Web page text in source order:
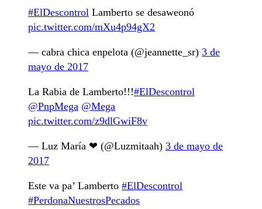
#ElDescontrol Lamberto se desaweonó
pic.twitter.com/mXu4p94gX2
— cabra chica enpelota (@jeannette_sr) 3 de
mayo de 2017
La Rabia de Lamberto!!!#ElDescontrol
@PnpMega @Mega
pic.twitter.com/z9dlGwiF8v
— Luz María ❤ (@Luzmitaah) 3 de mayo de
2017
Este va pa’ Lamberto #ElDescontrol
#PerdonaNuestrosPecados